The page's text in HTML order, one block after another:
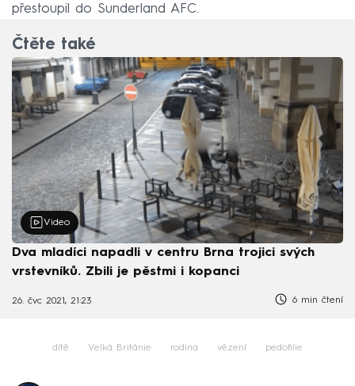
přestoupil do Sunderland AFC.
Čtěte také
Video
Dva mladíci napadli v centru Brna trojici svých
vrstevníků. Zbili je pěstmi i kopanci
26. čvc 2021, 21:23 6 min čtení
dítě Velká Británie rodina vězení pedofilie